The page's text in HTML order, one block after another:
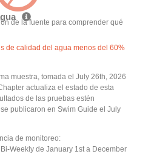
de la fuente para comprender qué
de calidad del agua menos del 60%
muestra, tomada el July 26th, 2026
actualiza el estado de esta
de las pruebas estén
publicaron en Swim Guide el July
de monitoreo:
Weekly de January 1st a December